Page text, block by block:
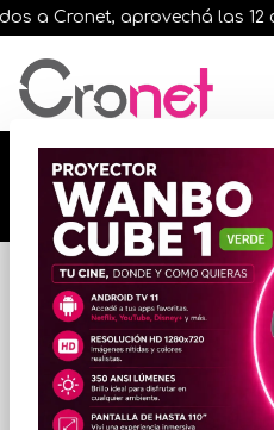
Cronet, aprovechá las 12
🔥🔥🔥 12 cuotas, en
comprando antes de
día
Inicio Marca